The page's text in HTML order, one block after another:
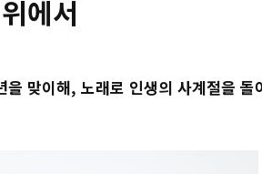
에서
맞이해, 노래로 인생의 사계절을 돌